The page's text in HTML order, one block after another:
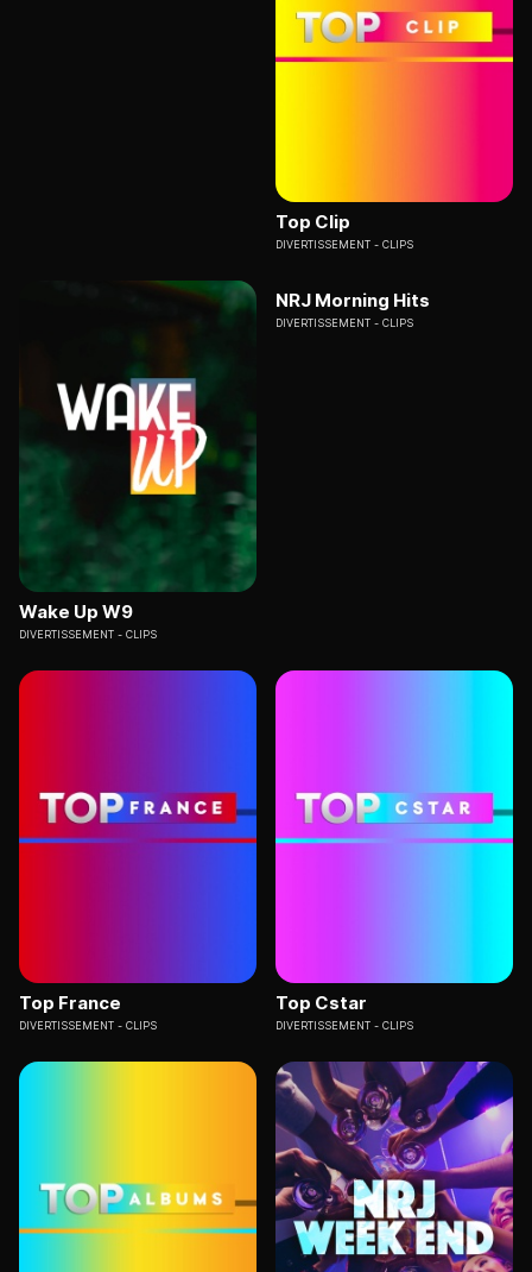
Top Clip
DIVERTISSEMENT CLIPS
Wake Up W9
DIVERTISSEMENT CLIPS
NRJ Morning Hits
DIVERTISSEMENT CLIPS
Top France
DIVERTISSEMENT CLIPS
Top Cstar
DIVERTISSEMENT CLIPS